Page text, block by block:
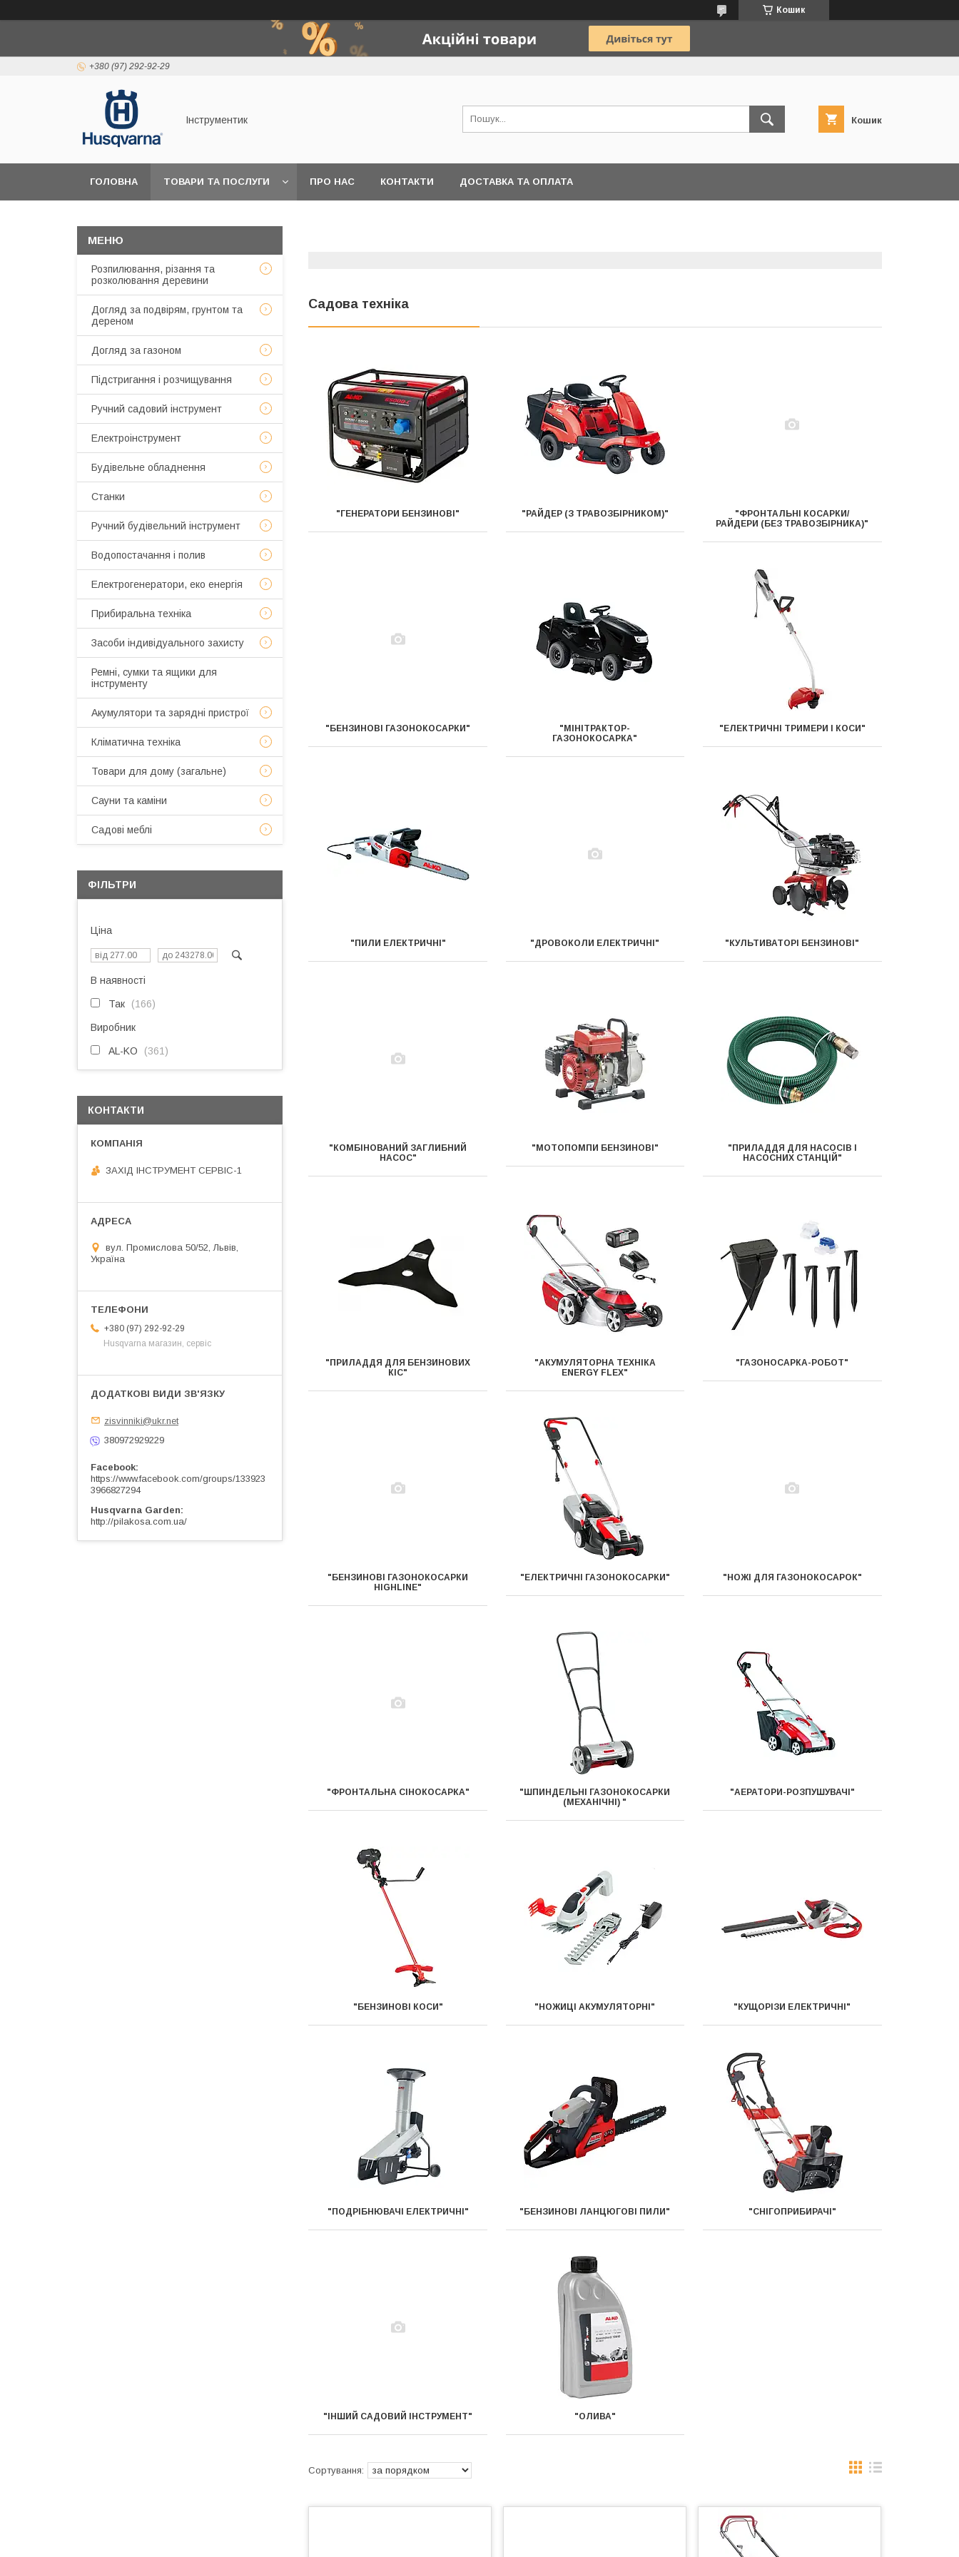
Кошик
+380 (97) 292-92-29
Інструментик Кошик
ГОЛОВНА ТОВАРИ ТА ПОСЛУГИ ПРО НАС КОНТАКТИ ДОСТАВКА ТА ОПЛАТА
Садова техніка
"ГЕНЕРАТОРИ БЕНЗИНОВІ" "РАЙДЕР (З ТРАВОЗБІРНИКОМ)"
"ФРОНТАЛЬНІ КОСАРКИ/
РАЙДЕРИ (БЕЗ ТРАВОЗБІРНИКА)"
"БЕНЗИНОВІ ГАЗОНОКОСАРКИ"
"МІНІТРАКТОР-
ГАЗОНОКОСАРКА"
"ЕЛЕКТРИЧНІ ТРИМЕРИ І КОСИ"
"ПИЛИ ЕЛЕКТРИЧНІ" "ДРОВОКОЛИ ЕЛЕКТРИЧНІ" "КУЛЬТИВАТОРІ БЕНЗИНОВІ"
"КОМБІНОВАНИЙ ЗАГЛИБНИЙ
НАСОС"
"МОТОПОМПИ БЕНЗИНОВІ"
"ПРИЛАДДЯ ДЛЯ НАСОСІВ І
НАСОСНИХ СТАНЦІЙ"
"ПРИЛАДДЯ ДЛЯ БЕНЗИНОВИХ
КІС"
"АКУМУЛЯТОРНА ТЕХНІКА
ENERGY FLEX"
"ГАЗОНОСАРКА-РОБОТ"
"БЕНЗИНОВІ ГАЗОНОКОСАРКИ
HIGHLINE"
"ЕЛЕКТРИЧНІ ГАЗОНОКОСАРКИ" "НОЖІ ДЛЯ ГАЗОНОКОСАРОК"
"ФРОНТАЛЬНА СІНОКОСАРКА"
"ШПИНДЕЛЬНІ ГАЗОНОКОСАРКИ
(МЕХАНІЧНІ) "
"АЕРАТОРИ-РОЗПУШУВАЧІ"
"БЕНЗИНОВІ КОСИ" "НОЖИЦІ АКУМУЛЯТОРНІ" "КУЩОРІЗИ ЕЛЕКТРИЧНІ"
"ПОДРІБНЮВАЧІ ЕЛЕКТРИЧНІ" "БЕНЗИНОВІ ЛАНЦЮГОВІ ПИЛИ" "СНІГОПРИБИРАЧІ"
"ІНШИЙ САДОВИЙ ІНСТРУМЕНТ" "ОЛИВА"
Розпилювання, різання та
розколювання деревини
Догляд за подвірям, грунтом та
дереном
Догляд за газоном
Підстригання і розчищування
Ручний садовий інструмент
Електроінструмент
Будівельне обладнення
Станки
Ручний будівельний інструмент
Водопостачання і полив
Електрогенератори, еко енергія
Прибиральна техніка
Засоби індивідуального захисту
Ремні, сумки та ящики для
інструменту
Акумулятори та зарядні пристрої
Кліматична техніка
Товари для дому (загальне)
Сауни та каміни
Садові меблі
ФІЛЬТРИ
Ціна
В наявності
Так 166
Виробник
AL-KO 361
КОНТАКТИ
ЗАХІД ІНСТРУМЕНТ СЕРВІС-1
вул. Промислова 50/52, Львів,
Україна
+380 (97) 292-92-29
Husqvarna магазин, сервіс
zisvinniki@ukr.net
380972929229
Facebook
https://www.facebook.com/groups/133923
3966827294
Husqvarna Garden
http://pilakosa.com.ua/